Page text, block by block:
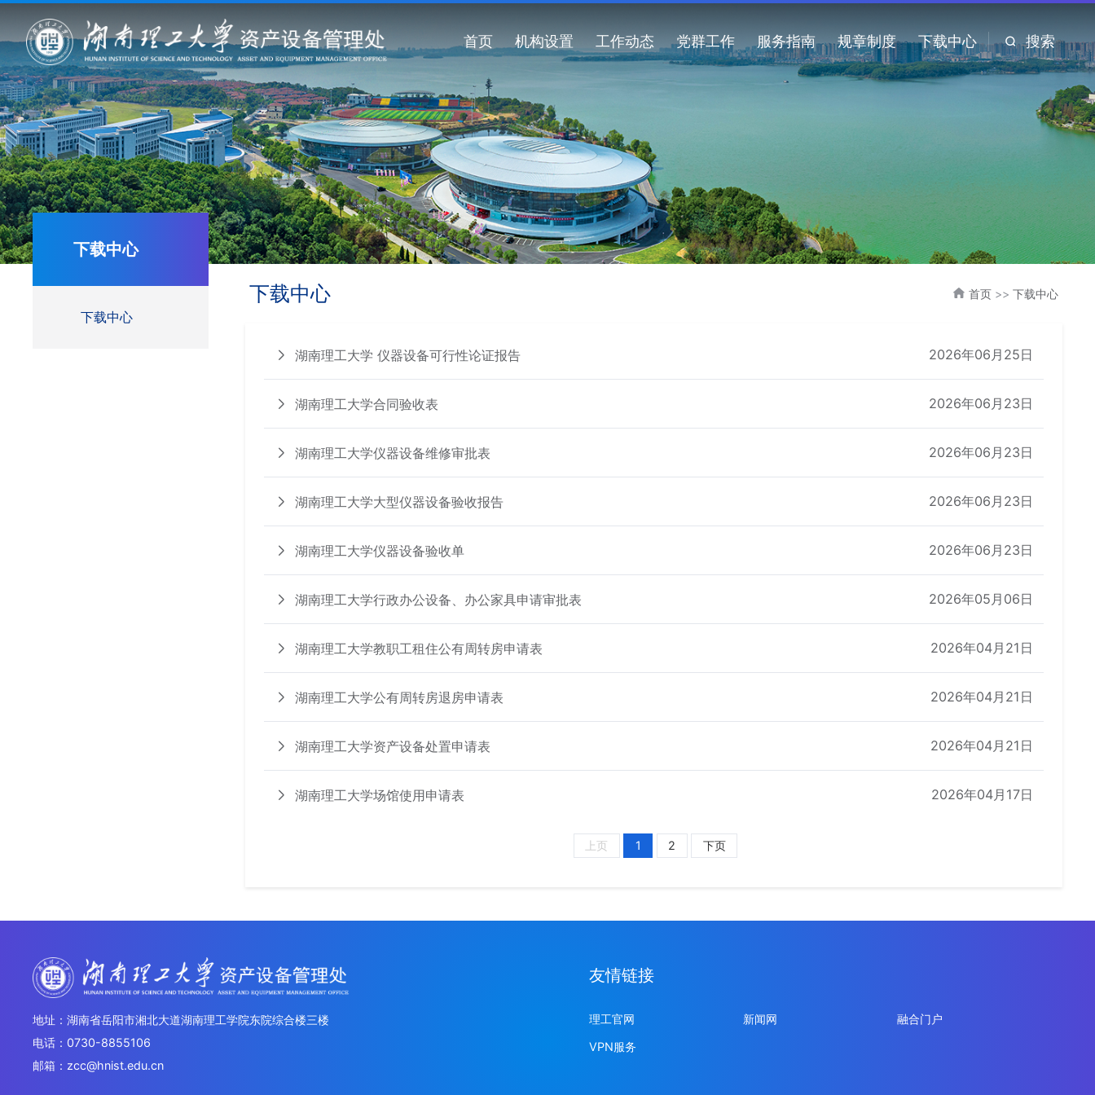
首页 机构设置 工作动态 党群工作 服务指南 规章制度 下载中心 搜索
下载中心
下载中心
下载中心 首页 >>下载中心
湖南理工大学 仪器设备可行性论证报告 2026年06月25日
湖南理工大学合同验收表 2026年06月23日
湖南理工大学仪器设备维修审批表 2026年06月23日
湖南理工大学大型仪器设备验收报告 2026年06月23日
湖南理工大学仪器设备验收单 2026年06月23日
湖南理工大学行政办公设备、办公家具申请审批表 2026年05月06日
湖南理工大学教职工租住公有周转房申请表 2026年04月21日
湖南理工大学公有周转房退房申请表 2026年04月21日
湖南理工大学资产设备处置申请表 2026年04月21日
湖南理工大学场馆使用申请表 2026年04月17日
上页 1 2 下页
地址：湖南省岳阳市湘北大道湖南理工学院东院综合楼三楼
电话：0730-8855106
邮箱：zcc@hnist.edu.cn
友情链接
理工官网 新闻网
融合门户
VPN服务